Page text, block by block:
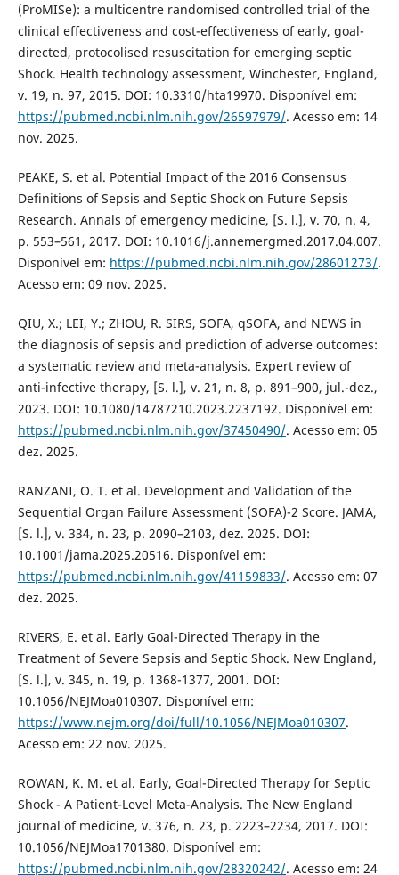
(ProMISe): a multicentre randomised controlled trial of the
clinical effectiveness and cost-effectiveness of early, goal-
directed, protocolised resuscitation for emerging septic
Shock. Health technology assessment, Winchester, England,
v. 19, n. 97, 2015. DOI: 10.3310/hta19970. Disponível em:
https://pubmed.ncbi.nlm.nih.gov/26597979/. Acesso em: 14
nov. 2025.
PEAKE, S. et al. Potential Impact of the 2016 Consensus
Definitions of Sepsis and Septic Shock on Future Sepsis
Research. Annals of emergency medicine, [S. l.], v. 70, n. 4,
p. 553–561, 2017. DOI: 10.1016/j.annemergmed.2017.04.007.
Disponível em: https://pubmed.ncbi.nlm.nih.gov/28601273/.
Acesso em: 09 nov. 2025.
QIU, X.; LEI, Y.; ZHOU, R. SIRS, SOFA, qSOFA, and NEWS in
the diagnosis of sepsis and prediction of adverse outcomes:
a systematic review and meta-analysis. Expert review of
anti-infective therapy, [S. l.], v. 21, n. 8, p. 891–900, jul.-dez.,
2023. DOI: 10.1080/14787210.2023.2237192. Disponível em:
https://pubmed.ncbi.nlm.nih.gov/37450490/. Acesso em: 05
dez. 2025.
RANZANI, O. T. et al. Development and Validation of the
Sequential Organ Failure Assessment (SOFA)-2 Score. JAMA,
[S. l.], v. 334, n. 23, p. 2090–2103, dez. 2025. DOI:
10.1001/jama.2025.20516. Disponível em:
https://pubmed.ncbi.nlm.nih.gov/41159833/. Acesso em: 07
dez. 2025.
RIVERS, E. et al. Early Goal-Directed Therapy in the
Treatment of Severe Sepsis and Septic Shock. New England,
[S. l.], v. 345, n. 19, p. 1368-1377, 2001. DOI:
10.1056/NEJMoa010307. Disponível em:
https://www.nejm.org/doi/full/10.1056/NEJMoa010307.
Acesso em: 22 nov. 2025.
ROWAN, K. M. et al. Early, Goal-Directed Therapy for Septic
Shock - A Patient-Level Meta-Analysis. The New England
journal of medicine, v. 376, n. 23, p. 2223–2234, 2017. DOI:
10.1056/NEJMoa1701380. Disponível em:
https://pubmed.ncbi.nlm.nih.gov/28320242/. Acesso em: 24